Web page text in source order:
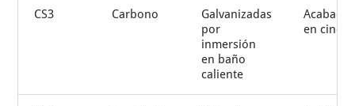
CS3 Carbono
Galvanizadas
por
inmersión
en baño
caliente
Acabado
en cinc